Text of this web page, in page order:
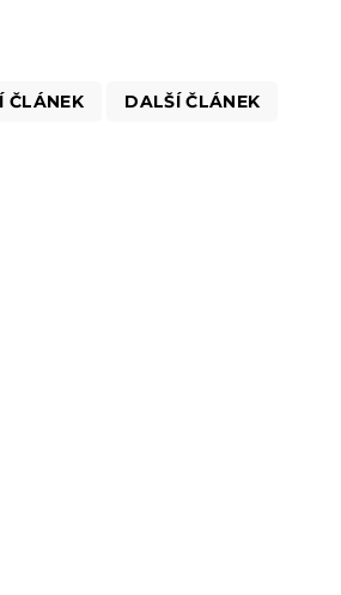
ČLÁNEK DALŠÍ ČLÁNEK